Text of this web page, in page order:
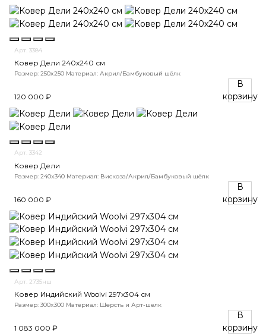
Арт. 3384
Ковер Дели 240х240 см
Размер: 250x250 Материал: Акрил/Бамбуковый шёлк
120 000 ₽
В
корзину
Арт. 3342
Ковер Дели
Размер: 240x340 Материал: Вискоза/Акрил/Бамбуковый шёлк
160 000 ₽
В
корзину
Арт. 2735нш
Ковер Индийский Woolvi 297x304 см
Размер: 300x300 Материал: Шерсть и Арт-шелк
1 083 000 ₽
В
корзину